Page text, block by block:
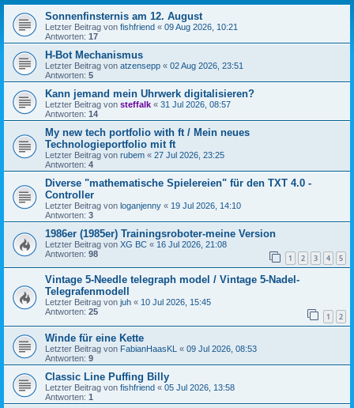
Sonnenfinsternis am 12. August
Letzter Beitrag von fishfriend « 09 Aug 2026, 10:21
Antworten: 17
H-Bot Mechanismus
Letzter Beitrag von atzensepp « 02 Aug 2026, 23:51
Antworten: 5
Kann jemand mein Uhrwerk digitalisieren?
Letzter Beitrag von steffalk « 31 Jul 2026, 08:57
Antworten: 14
My new tech portfolio with ft / Mein neues
Technologieportfolio mit ft
Letzter Beitrag von rubem « 27 Jul 2026, 23:25
Antworten: 4
Diverse "mathematische Spielereien" für den TXT 4.0 -
Controller
Letzter Beitrag von loganjenny « 19 Jul 2026, 14:10
Antworten: 3
1986er (1985er) Trainingsroboter-meine Version
Letzter Beitrag von XG BC « 16 Jul 2026, 21:08
Antworten: 98 1 2 3 4 5
Vintage 5-Needle telegraph model / Vintage 5-Nadel-
Telegrafenmodell
Letzter Beitrag von juh « 10 Jul 2026, 15:45
Antworten: 25 1 2
Winde für eine Kette
Letzter Beitrag von FabianHaasKL « 09 Jul 2026, 08:53
Antworten: 9
Classic Line Puffing Billy
Letzter Beitrag von fishfriend « 05 Jul 2026, 13:58
Antworten: 1